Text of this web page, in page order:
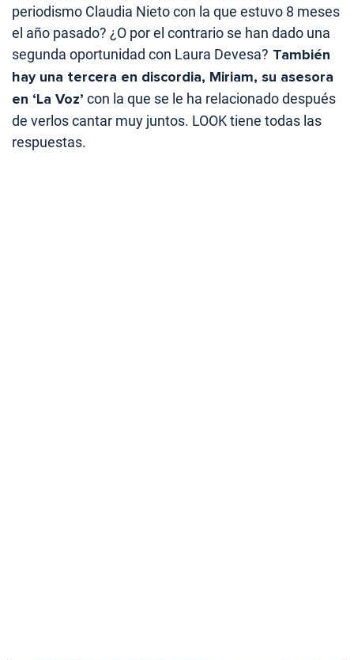
periodismo Claudia Nieto con la que estuvo 8 meses
el año pasado? ¿O por el contrario se han dado una
segunda oportunidad con Laura Devesa? También
hay una tercera en discordia, Miriam, su asesora
en ‘La Voz’ con la que se le ha relacionado después
de verlos cantar muy juntos. LOOK tiene todas las
respuestas.